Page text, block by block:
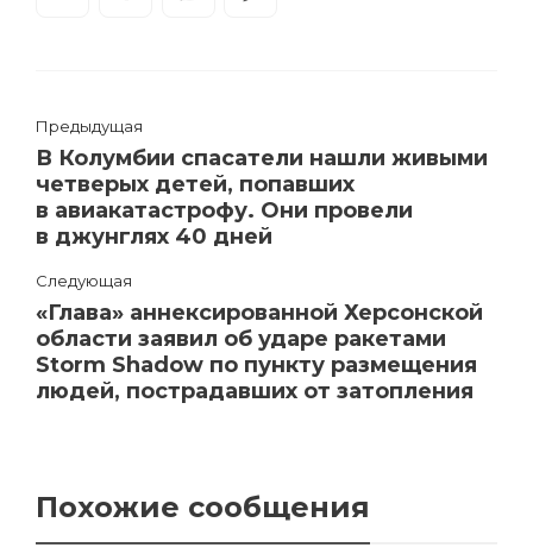
Предыдущая
В Колумбии спасатели нашли живыми
четверых детей, попавших
в авиакатастрофу. Они провели
в джунглях 40 дней
Следующая
«Глава» аннексированной Херсонской
области заявил об ударе ракетами
Storm Shadow по пункту размещения
людей, пострадавших от затопления
Похожие сообщения